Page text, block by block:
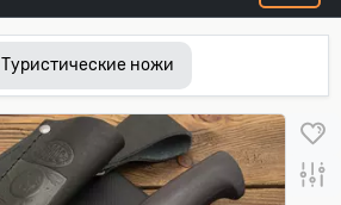
Туристические ножи